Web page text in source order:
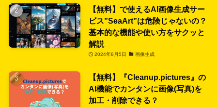
【無料】で使えるAI画像生成サー
ビス”SeaArt”は危険じゃないの？
基本的な機能や使い方をサクッと
解説
2024年8月5日 画像生成
【無料】『Cleanup.pictures』の
AI機能でカンタンに画像(写真)を
加工・削除できる？